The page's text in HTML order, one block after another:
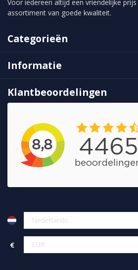
Voor iedereen altijd een vriendelijke
assortiment van goede kwaliteit.
Categorieën
Informatie
Klantbeoordelingen
€